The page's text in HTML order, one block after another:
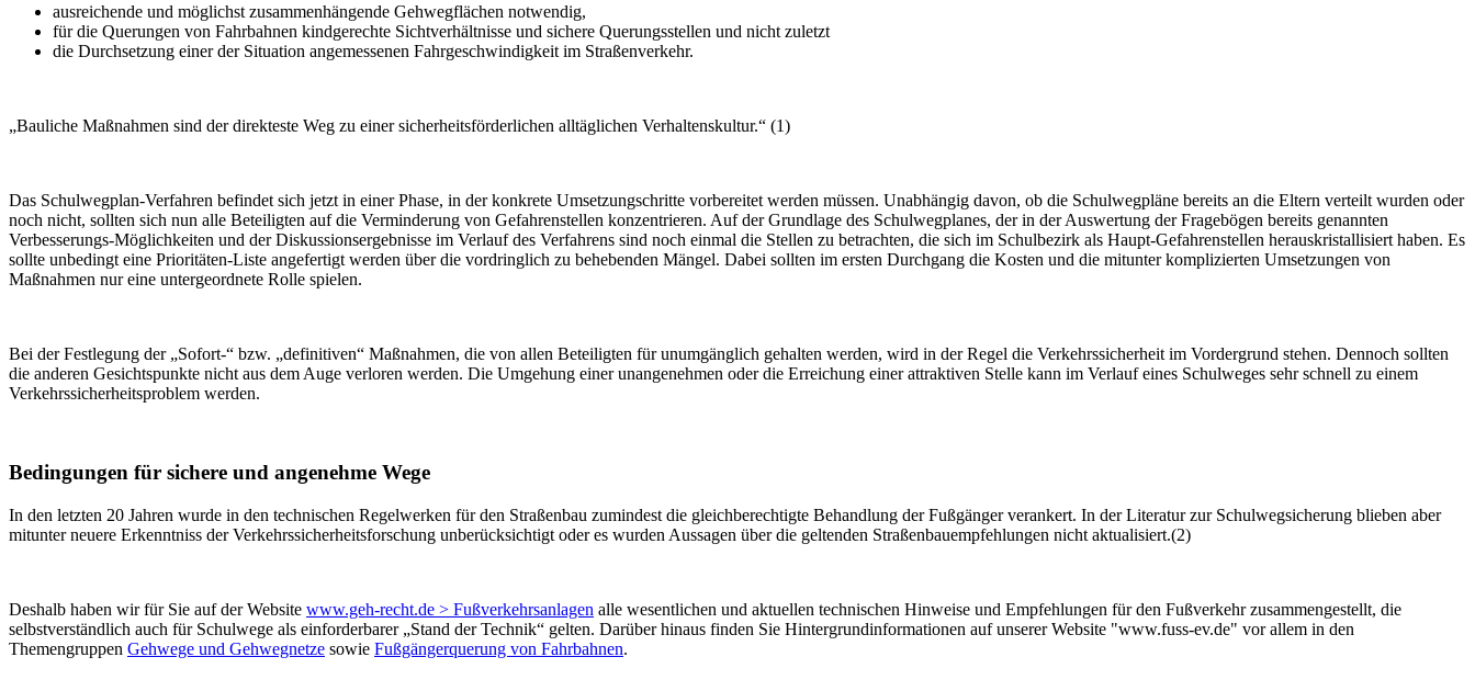
ausreichende und möglichst zusammenhängende Gehwegflächen notwendig,
für die Querungen von Fahrbahnen kindgerechte Sichtverhältnisse und sichere Querungsstellen und nicht zuletzt
die Durchsetzung einer der Situation angemessenen Fahrgeschwindigkeit im Straßenverkehr.
„Bauliche Maßnahmen sind der direkteste Weg zu einer sicherheitsförderlichen alltäglichen Verhaltenskultur.“ (1)
Das Schulwegplan-Verfahren befindet sich jetzt in einer Phase, in der konkrete Umsetzungschritte vorbereitet werden müssen. Unabhängig davon, ob die Schulwegpläne bereits an die Eltern verteilt wurden oder
noch nicht, sollten sich nun alle Beteiligten auf die Verminderung von Gefahrenstellen konzentrieren. Auf der Grundlage des Schulwegplanes, der in der Auswertung der Fragebögen bereits genannten
Verbesserungs-Möglichkeiten und der Diskussionsergebnisse im Verlauf des Verfahrens sind noch einmal die Stellen zu betrachten, die sich im Schulbezirk als Haupt-Gefahrenstellen herauskristallisiert haben. Es
sollte unbedingt eine Prioritäten-Liste angefertigt werden über die vordringlich zu behebenden Mängel. Dabei sollten im ersten Durchgang die Kosten und die mitunter komplizierten Umsetzungen von
Maßnahmen nur eine untergeordnete Rolle spielen.
Bei der Festlegung der „Sofort-“ bzw. „definitiven“ Maßnahmen, die von allen Beteiligten für unumgänglich gehalten werden, wird in der Regel die Verkehrssicherheit im Vordergrund stehen. Dennoch sollten
die anderen Gesichtspunkte nicht aus dem Auge verloren werden. Die Umgehung einer unangenehmen oder die Erreichung einer attraktiven Stelle kann im Verlauf eines Schulweges sehr schnell zu einem
Verkehrssicherheitsproblem werden.
Bedingungen für sichere und angenehme Wege
In den letzten 20 Jahren wurde in den technischen Regelwerken für den Straßenbau zumindest die gleichberechtigte Behandlung der Fußgänger verankert. In der Literatur zur Schulwegsicherung blieben aber
mitunter neuere Erkenntniss der Verkehrssicherheitsforschung unberücksichtigt oder es wurden Aussagen über die geltenden Straßenbauempfehlungen nicht aktualisiert.(2)
Deshalb haben wir für Sie auf der Website www.geh-recht.de > Fußverkehrsanlagen alle wesentlichen und aktuellen technischen Hinweise und Empfehlungen für den Fußverkehr zusammengestellt, die
selbstverständlich auch für Schulwege als einforderbarer „Stand der Technik“ gelten. Darüber hinaus finden Sie Hintergrundinformationen auf unserer Website "www.fuss-ev.de" vor allem in den
Themengruppen Gehwege und Gehwegnetze sowie Fußgängerquerung von Fahrbahnen.